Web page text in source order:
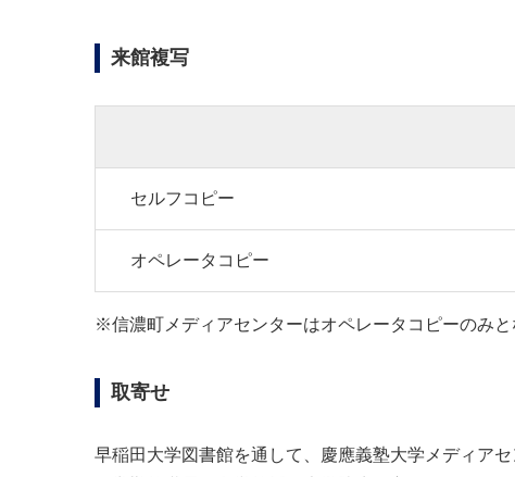
来館複写
セルフコピー
オペレータコピー
※信濃町メディアセンターはオペレータコピーのみと
取寄せ
早稲田大学図書館を通して、慶應義塾大学メディア